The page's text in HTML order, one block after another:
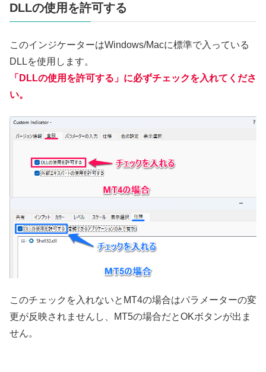
DLLの使用を許可する
このインジケーターはWindows/Macに標準で入っている
DLLを使用します。
「DLLの使用を許可する」に必ずチェックを入れてくださ
い。
このチェックを入れないとMT4の場合はパラメーターの変
更が反映されませんし、MT5の場合だとOKボタンが出ま
せん。